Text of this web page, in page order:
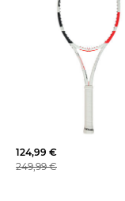
124,99 €
249,99 €